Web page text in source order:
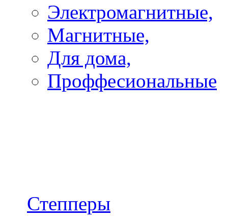
Электромагнитные,
Магнитные,
Для дома,
Проффесиональные
Степперы